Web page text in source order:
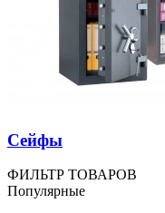
Сейфы
ФИЛЬТР ТОВАРОВ
Популярные